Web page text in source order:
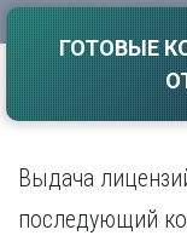
Волгоград
Воронеж
Е
И
Иваново
ГОТОВЫЕ
Выдача
последующий